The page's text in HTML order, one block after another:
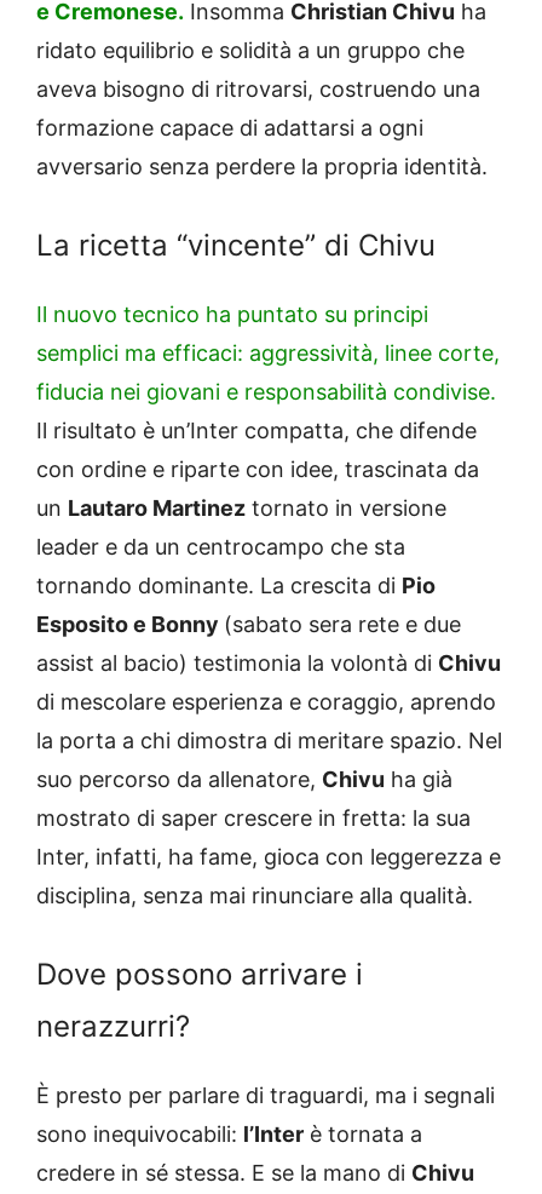
e Cremonese. Insomma Christian Chivu ha
ridato equilibrio e solidità a un gruppo che
aveva bisogno di ritrovarsi, costruendo una
formazione capace di adattarsi a ogni
avversario senza perdere la propria identità.
La ricetta “vincente” di Chivu
Il nuovo tecnico ha puntato su principi
semplici ma efficaci: aggressività, linee corte,
fiducia nei giovani e responsabilità condivise.
Il risultato è un’Inter compatta, che difende
con ordine e riparte con idee, trascinata da
un Lautaro Martinez tornato in versione
leader e da un centrocampo che sta
tornando dominante. La crescita di Pio
Esposito e Bonny (sabato sera rete e due
assist al bacio) testimonia la volontà di Chivu
di mescolare esperienza e coraggio, aprendo
la porta a chi dimostra di meritare spazio. Nel
suo percorso da allenatore, Chivu ha già
mostrato di saper crescere in fretta: la sua
Inter, infatti, ha fame, gioca con leggerezza e
disciplina, senza mai rinunciare alla qualità.
Dove possono arrivare i
nerazzurri?
È presto per parlare di traguardi, ma i segnali
sono inequivocabili: l’Inter è tornata a
credere in sé stessa. E se la mano di Chivu